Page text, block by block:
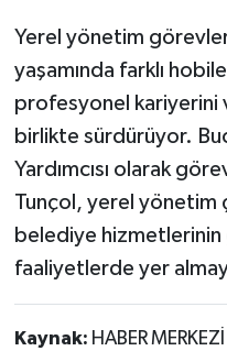
Yerel yönetim
yaşamında farklı
profesyonel kariyerini
birlikte sürdürüyor.
Yardımcısı olarak
Tunçol, yerel yönetim
belediye
faaliyetlerde yer
Kaynak: HABER MERKEZİ